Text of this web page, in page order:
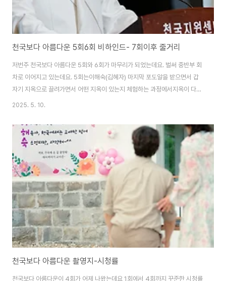
천국보다 아름다운 5회6회 비하인드- 7회이후 줄거리
저번주 천국보다 아름다운 5회와 6회가 마무리가 되었는데요. 벌써 중반부 회
차로 이어지고 있는데요. 5회는이해숙(김혜자) 마지막 포도알을 받으면서 갑
자기 지옥으로 끌려가면서 어떤 지옥이 있는지 체험하는 과정에서지옥이 다양
한 종류 보여 주면서 우여곡절 끝에 다시 천국으로 돌아오면서 천국에서 스스
국과 지옥을 극적인 분위기를 보여주면서 5회와 6회까지 마무리되었습니다.
지옥에 가면 다양하고 이색적인 장면들이 많이 보였습니다 오늘은 이것에 대한
5회와 6회의 비하인드 한번 이야기해보도록 하겠습니다. 5회에 지옥 장면들
5회에서 새롭게 이번에 지옥이 시청자들 눈길을 끌었던 것은 지옥에서 벌을 주
는 장면으로 지옥의 사후세계에 대한 여러가..
2025. 5. 10.
천국보다 아름다운 촬영지-시청률
천국보다 아름다운이 4회가 어제 나왔는데요 1회에서 4회까지 꾸준한 시청률